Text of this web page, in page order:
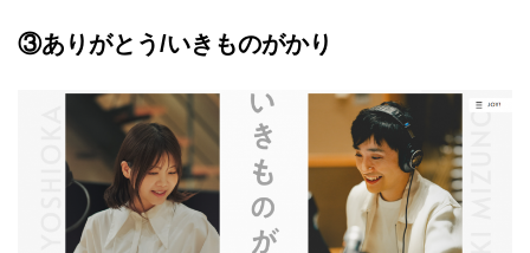
③ありがとう/いきものがかり